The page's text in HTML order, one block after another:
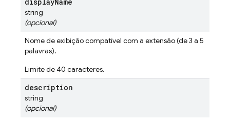
string
(opcional)
Nome de exibição compatível com a extensão (de 3 a 5
palavras).
Limite de 40 caracteres.
description
string
(opcional)